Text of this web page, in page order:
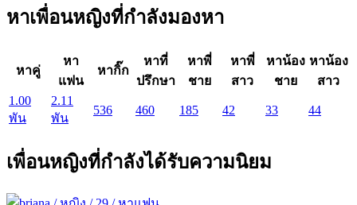
หาเพื่อนหญิงที่กำลังมองหา
หาคู่
หา
แฟน
หากิ๊ก
หาที่
ปรึกษา
หาพี่
ชาย
หาพี่
สาว
หาน้อง
ชาย
หาน้อง
สาว
1.00
พัน
2.11
พัน
536 460 185 42 33 44
เพื่อนหญิงที่กำลังได้รับความนิยม